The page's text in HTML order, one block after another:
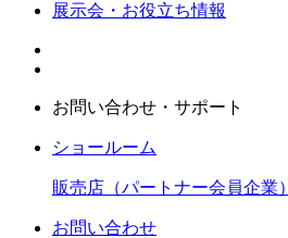
展示会・お役立ち情報
お問い合わせ・サポート
ショールーム
販売店（パートナー会員企業）
お問い合わせ